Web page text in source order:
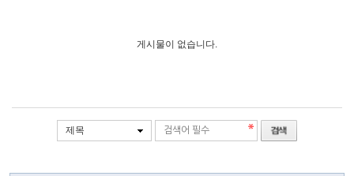
게시물이 없습니다.
제목